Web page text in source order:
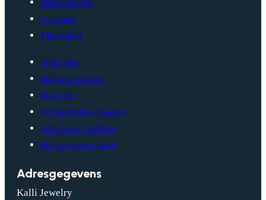
Retourneren
Garantie
Maattabel
Over ons
Partner worden
Kalli Kit
Veelgestelde vragen
Give away pakket
Het vergeten kind
Adresgegevens
Kalli Jewelry